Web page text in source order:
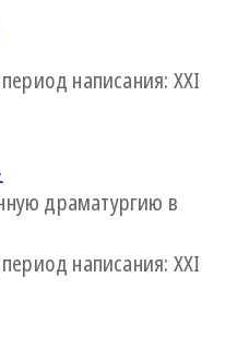
написания: XXI
драматургию в
написания: XXI